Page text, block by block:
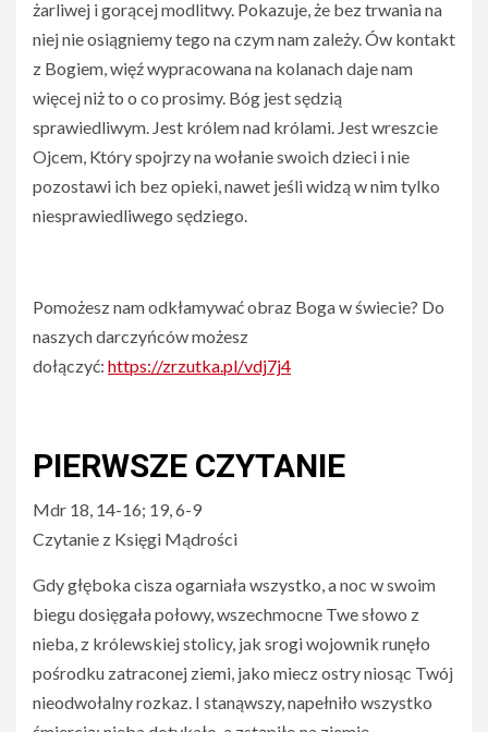
żarliwej i gorącej modlitwy. Pokazuje, że bez trwania na
niej nie osiągniemy tego na czym nam zależy. Ów kontakt
z Bogiem, więź wypracowana na kolanach daje nam
więcej niż to o co prosimy. Bóg jest sędzią
sprawiedliwym. Jest królem nad królami. Jest wreszcie
Ojcem, Który spojrzy na wołanie swoich dzieci i nie
pozostawi ich bez opieki, nawet jeśli widzą w nim tylko
niesprawiedliwego sędziego.
Pomożesz nam odkłamywać obraz Boga w świecie? Do
naszych darczyńców możesz
dołączyć: https://zrzutka.pl/vdj7j4
PIERWSZE CZYTANIE
Mdr 18, 14-16; 19, 6-9
Czytanie z Księgi Mądrości
Gdy głęboka cisza ogarniała wszystko, a noc w swoim
biegu dosięgała połowy, wszechmocne Twe słowo z
nieba, z królewskiej stolicy, jak srogi wojownik runęło
pośrodku zatraconej ziemi, jako miecz ostry niosąc Twój
nieodwołalny rozkaz. I stanąwszy, napełniło wszystko